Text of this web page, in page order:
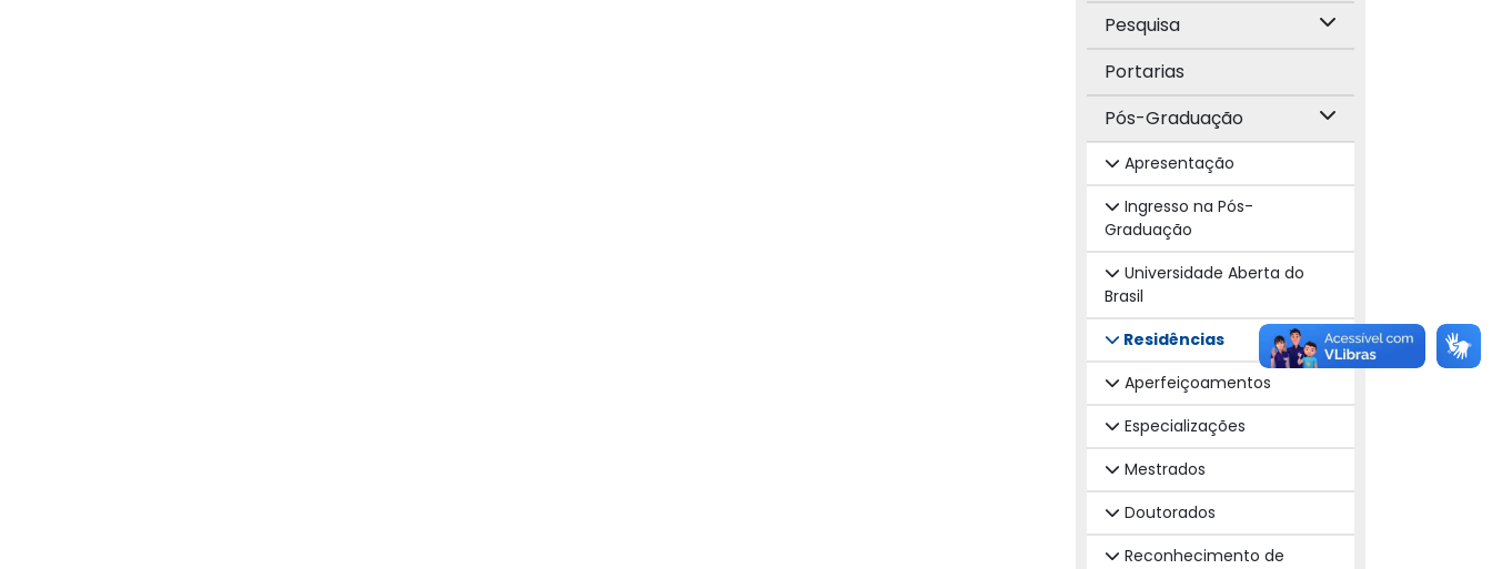
Pesquisa
Portarias
Pós-Graduação
Apresentação
Ingresso na Pós-
Graduação
Universidade Aberta do
Brasil
Residências
Aperfeiçoamentos
Especializações
Mestrados
Doutorados
Reconhecimento de